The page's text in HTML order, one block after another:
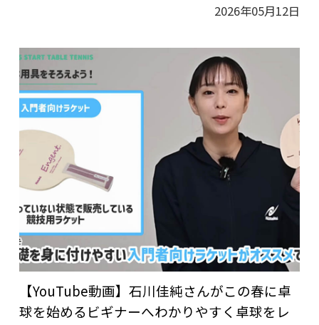
2026年05月12日
【YouTube動画】石川佳純さんがこの春に卓
球を始めるビギナーへわかりやすく卓球をレ